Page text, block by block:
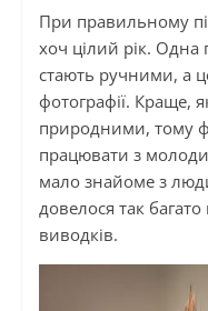
При правильному
хоч цілий рік.
стають ручними, а
фотографії. Краще,
природними, тому
працювати з
мало знайоме з
довелося так
виводків.